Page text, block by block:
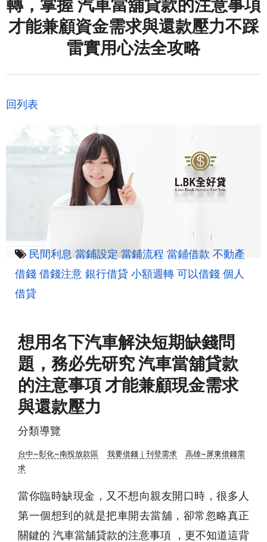
轉，掌握 汽車當舖貸款的注意事項
才能兼顧資金需求與還款壓力不踩
雷實用心法全攻略
回列表
民間利息 當鋪設定 當鋪流程 當鋪借款 不動產
借錢 借錢注意 銀行借貸 小額週轉 可以借錢 個人
借貸
想用名下汽車解決短期缺錢問
題，務必先研究 汽車當舖貸款
的注意事項 才能兼顧現金需求
與還款壓力
分類導覽
台中~彰化~南投放款區 我要借錢｜刊登需求
高雄~屏東借錢需
求
當你臨時缺現金，又不想向親友開口時，很多人
第一個想到的就是把車開去當舖，卻常忽略真正
關鍵的 汽車當舖貸款的注意事項 ，更不知道這背